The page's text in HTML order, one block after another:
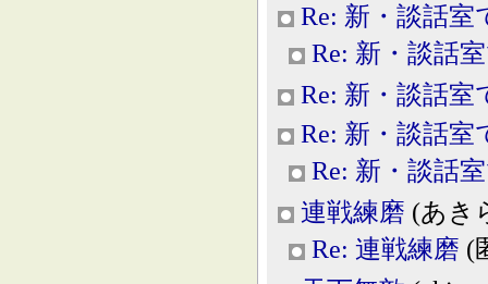
Re: 新・談話室
Re: 新・談話
Re: 新・談話室
Re: 新・談話室
Re: 新・談話
連戦練磨 (あき
Re: 連戦練磨 (